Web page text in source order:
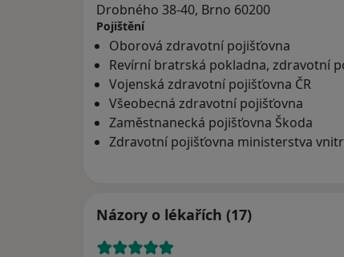
Drobného 38-40, Brno 60200
Pojištění
Oborová zdravotní pojišťovna
Revírní bratrská pokladna, zdravotní
Vojenská zdravotní pojišťovna ČR
Všeobecná zdravotní pojišťovna
Zaměstnanecká pojišťovna Škoda
Zdravotní pojišťovna ministerstva
Názory o lékařích (17)